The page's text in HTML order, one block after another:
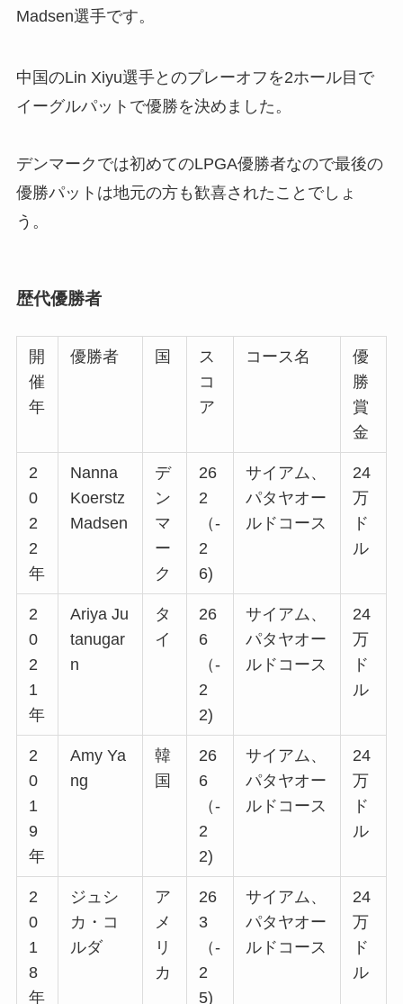
Madsen選手です。
中国のLin Xiyu選手とのプレーオフを2ホール目で
イーグルパットで優勝を決めました。
デンマークでは初めてのLPGA優勝者なので最後の
優勝パットは地元の方も歓喜されたことでしょ
う。
歴代優勝者
開
催
年
優勝者 国
ス
コ
ア
コース名
優
勝
賞
金
2
0
2
2
年
Nanna
Koerstz
Madsen
デ
ン
マ
ー
ク
26
2
（-
2
6)
サイアム、
パタヤオー
ルドコース
24
万
ド
ル
2
0
2
1
年
Ariya Ju
tanugar
n
タ
イ
26
6
（-
2
2)
サイアム、
パタヤオー
ルドコース
24
万
ド
ル
2
0
1
9
年
Amy Ya
ng
韓
国
26
6
（-
2
2)
サイアム、
パタヤオー
ルドコース
24
万
ド
ル
2
0
1
8
年
ジュシ
カ・コ
ルダ
ア
メ
リ
カ
26
3
（-
2
5)
サイアム、
パタヤオー
ルドコース
24
万
ド
ル